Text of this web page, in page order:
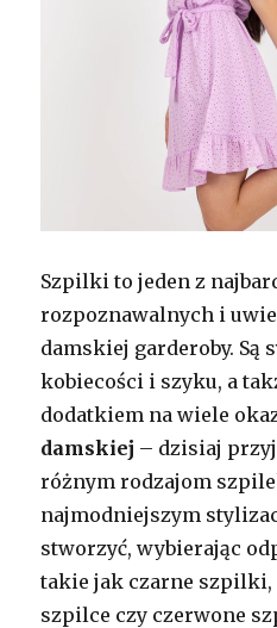
Szpilki to jeden z
rozpoznawalnych i
damskiej garderoby. Są
kobiecości i szyku, a
dodatkiem na wiele
damskiej – dzisiaj
różnym rodzajom
najmodniejszym
stworzyć, wybierając
takie jak czarne szpilki,
szpilce czy czerwone